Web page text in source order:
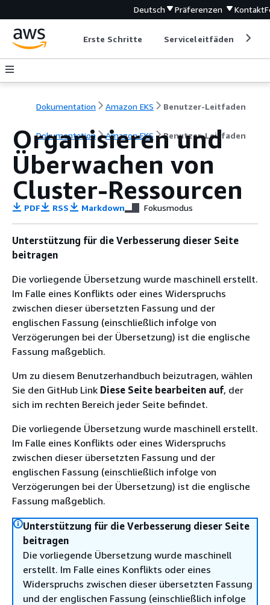
Deutsch Präferenzen Kontakt
Erste Schritte Serviceleitfäden
Dokumentation Amazon EKS Benutzer-Leitfaden
Dokumentation Amazon EKS Benutzer-Leitfaden
Organisieren und
Überwachen von
Cluster-Ressourcen
PDF RSS Markdown Fokusmodus
Unterstützung für die Verbesserung dieser Seite
beitragen
Die vorliegende Übersetzung wurde maschinell erstellt.
Im Falle eines Konflikts oder eines Widerspruchs
zwischen dieser übersetzten Fassung und der
englischen Fassung (einschließlich infolge von
Verzögerungen bei der Übersetzung) ist die englische
Fassung maßgeblich.
Um zu diesem Benutzerhandbuch beizutragen, wählen
Sie den GitHub Link Diese Seite bearbeiten auf, der
sich im rechten Bereich jeder Seite befindet.
Die vorliegende Übersetzung wurde maschinell erstellt.
Im Falle eines Konflikts oder eines Widerspruchs
zwischen dieser übersetzten Fassung und der
englischen Fassung (einschließlich infolge von
Verzögerungen bei der Übersetzung) ist die englische
Fassung maßgeblich.
Unterstützung für die Verbesserung dieser Seite
beitragen
Die vorliegende Übersetzung wurde maschinell
erstellt. Im Falle eines Konflikts oder eines
Widerspruchs zwischen dieser übersetzten Fassung
und der englischen Fassung (einschließlich infolge